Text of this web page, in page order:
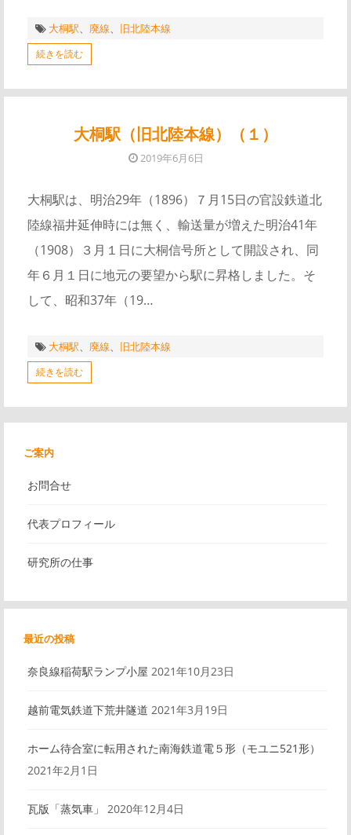
大桐駅、 廃線、 旧北陸本線
続きを読む
大桐駅（旧北陸本線）（１）
2019年6月6日
大桐駅は、明治29年（1896）７月15日の官設鉄道北
陸線福井延伸時には無く、輸送量が増えた明治41年
（1908）３月１日に大桐信号所として開設され、同
年６月１日に地元の要望から駅に昇格しました。そ
して、昭和37年（19…
大桐駅、 廃線、 旧北陸本線
続きを読む
ご案内
お問合せ
代表プロフィール
研究所の仕事
最近の投稿
奈良線稲荷駅ランプ小屋 2021年10月23日
越前電気鉄道下荒井隧道 2021年3月19日
ホーム待合室に転用された南海鉄道電５形（モユニ521形）
2021年2月1日
瓦版「蒸気車」 2020年12月4日